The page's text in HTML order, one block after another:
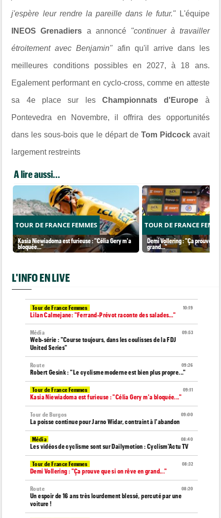
j'espère leur rendre la pareille dans le futur." L'équipe
INEOS Grenadiers a annoncé "continuer à travailler
étroitement avec Benjamin" afin qu'il arrive dans les
meilleures conditions possibles en 2027, à 18 ans.
Egalement performant en cyclo-cross, comme en atteste
sa 4e place sur les Championnats d'Europe à
Pontevedra en Novembre, il offrira des opportunités
dans les sous-bois que le départ de Tom Pidcock avait
largement restreints
A lire aussi...
TOUR DE FRANCE FEMMES
Kasia Niewiadoma est furieuse : "Célia Gery m'a
bloquée..."
TOUR DE FRANCE
Demi Vollering : "Ça prouve
grand..."
L'INFO EN LIVE
10:19
Tour de France Femmes
Lilan Calmejane: "Ferrand-Prévot raconte des salades…"
09:53
Média
Web-série : "Course toujours, dans les coulisses de la FDJ
United Series"
09:26
Route
Robert Gesink : "Le cyclisme moderne est bien plus propre..."
09:11
Tour de France Femmes
Kasia Niewiadoma est furieuse : "Célia Gery m'a bloquée..."
09:00
Tour de Burgos
La poisse continue pour Jarno Widar, contraint à l'abandon
08:40
Média
Les vidéos de cyclisme sont sur Dailymotion : Cyclism'Actu TV
08:32
Tour de France Femmes
Demi Vollering : "Ça prouve que si on rêve en grand..."
08:20
Route
Un espoir de 16 ans très lourdement blessé, percuté par une
voiture !